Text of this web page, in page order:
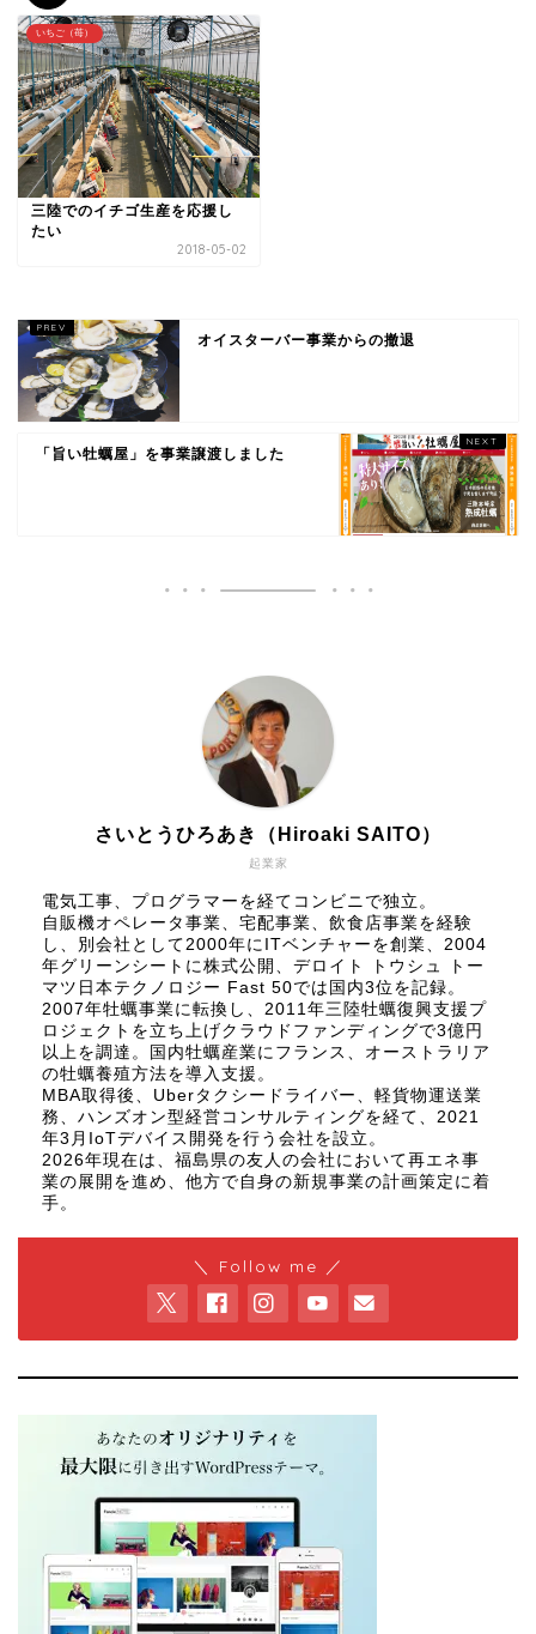
いちご（苺）
三陸でのイチゴ生産を応援し
たい
2018-05-02
オイスターバー事業からの撤退
「旨い牡蠣屋」を事業譲渡しました
起業家
さいとうひろあき（Hiroaki SAITO）
電気工事、プログラマーを経てコンビニで独立。
自販機オペレータ事業、宅配事業、飲食店事業を経験
し、別会社として2000年にITベンチャーを創業、2004
年グリーンシートに株式公開、 デロイト トウシュ トー
マツ日本テクノロジー Fast 50では国内3位を記録。
2007年牡蠣事業に転換し、2011年三陸牡蠣復興支援プ
ロジェクトを立ち上げクラウドファンディングで3億円
以上を調達。国内牡蠣産業にフランス、オーストラリア
の牡蠣養殖方法を導入支援。
MBA取得後、Uberタクシードライバー、軽貨物運送業
務、ハンズオン型経営コンサルティングを経て、2021
年3月IoTデバイス開発を行う会社を設立。
2026年現在は、福島県の友人の会社において再エネ事
業の展開を進め、他方で自身の新規事業の計画策定に着
手。
＼ Follow me ／